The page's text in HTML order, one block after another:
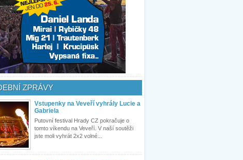
ZPRÁVY
Vstupenky na Veveří vyhrály Lucie a
Gabriela
Putovní festival Hrady CZ pokračuje o
tomto víkendu na Veveří. V naší soutěži
jste moli vyhrát 2x2 volné...